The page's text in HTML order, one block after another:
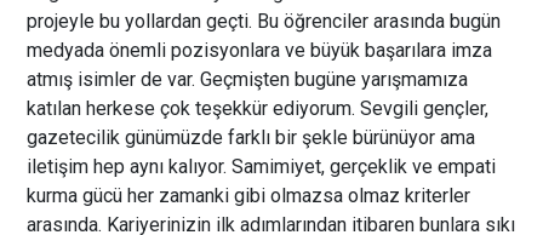
projeyle bu yollardan geçti. Bu öğrenciler arasında bugün
medyada önemli pozisyonlara ve büyük başarılara imza
atmış isimler de var. Geçmişten bugüne yarışmamıza
katılan herkese çok teşekkür ediyorum. Sevgili gençler,
gazetecilik günümüzde farklı bir şekle bürünüyor ama
iletişim hep aynı kalıyor. Samimiyet, gerçeklik ve empati
kurma gücü her zamanki gibi olmazsa olmaz kriterler
arasında. Kariyerinizin ilk adımlarından itibaren bunlara sıkı